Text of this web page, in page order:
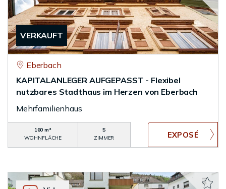
VERKAUFT
Eberbach
KAPITALANLEGER AUFGEPASST - Flexibel
nutzbares Stadthaus im Herzen von Eberbach
Mehrfamilienhaus
160 m²
WOHNFLÄCHE
5
ZIMMER